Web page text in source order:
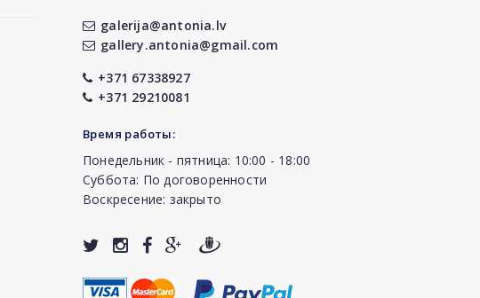
galerija@antonia.lv
gallery.antonia@gmail.com
+371 67338927
+371 29210081
Время работы:
Понедельник - пятница: 10:00 - 18:00
Суббота: По договоренности
Воскресение: закрыто